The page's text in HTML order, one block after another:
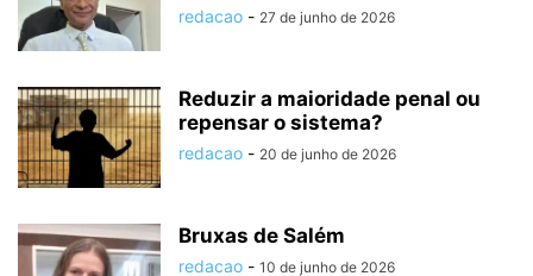
redacao - 27 de junho de 2026
Reduzir a maioridade penal ou
repensar o sistema?
redacao - 20 de junho de 2026
Bruxas de Salém
redacao - 10 de junho de 2026